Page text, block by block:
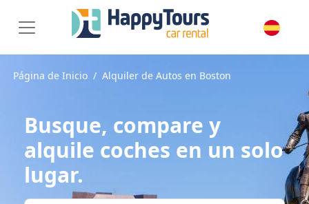
Página de Inicio Alquiler de Autos en Boston
Busque, compare y
alquile coches en un solo
lugar.